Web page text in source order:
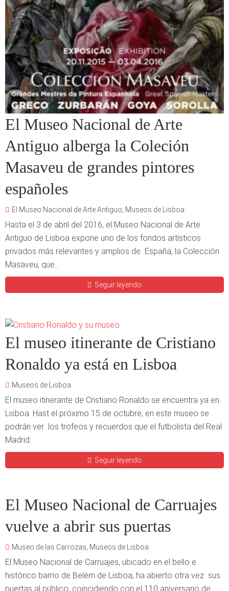
El Museo Nacional de Arte
Antiguo alberga la Coleción
Masaveu de grandes pintores
españoles
El Museo Nacional de Arte Antiguo Museos de Lisboa
Hasta el 3 de abril del 2016, el Museo Nacional de Arte
Antiguo de Lisboa expone uno de los fondos artísticos
privados más relevantes y amplios de España, la Colección
Masaveu, que...
Seguir leyendo
El museo itinerante de Cristiano
Ronaldo ya está en Lisboa
Museos de Lisboa
El museo itinerante de Cristiano Ronaldo se encuentra ya en
Lisboa. Hast el próximo 15 de octubre, en este museo se
podrán ver los trofeos y recuerdos que el futbolista del Real
Madrid...
Seguir leyendo
El Museo Nacional de Carruajes
vuelve a abrir sus puertas
Museo de las Carrozas Museos de Lisboa
El Museo Nacional de Carruajes, ubicado en el bello e
histórico barrio de Belém de Lisboa, ha abierto otra vez sus
puertas al público, coincidiendo con el 110 aniversario de